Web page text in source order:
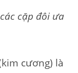
cặp đôi ưa
cương) là